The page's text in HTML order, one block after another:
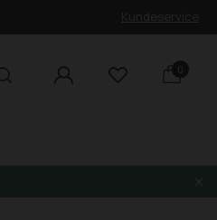
Kundeservice
0